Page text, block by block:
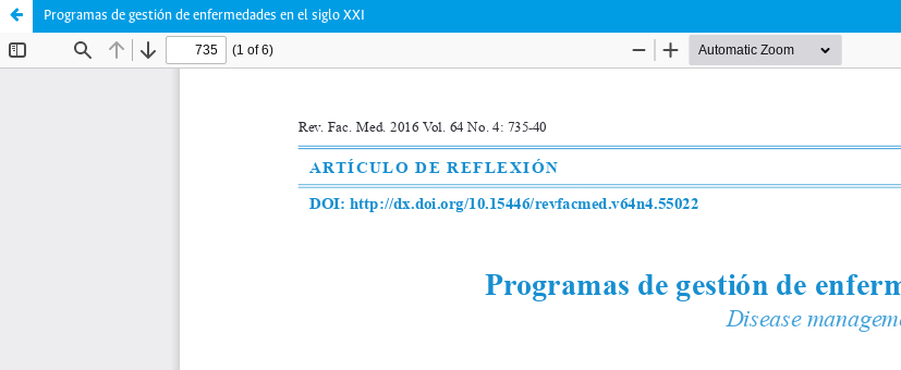
Programas de gestión de enfermedades en el siglo XXI